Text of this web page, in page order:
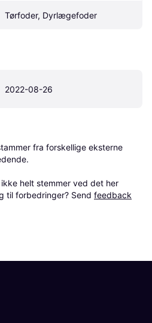
Tørfoder, Dyrlægefoder
2022-08-26
fra forskellige eksterne
helt stemmer ved det her
til forbedringer? Send feedback